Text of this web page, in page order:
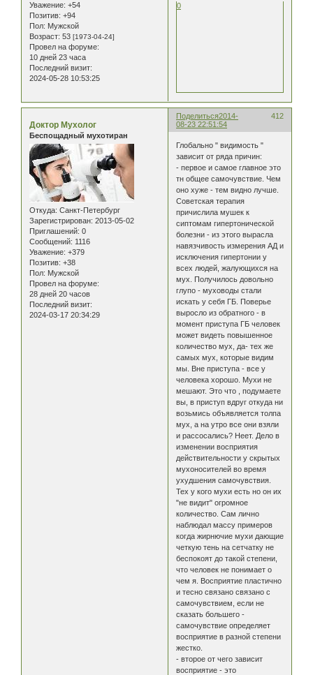
Уважение: +54
Позитив: +94
Пол: Мужской
Возраст: 53 [1973-04-24]
Провел на форуме:
10 дней 23 часа
Последний визит:
2024-05-28 10:53:25
0
Поделиться 412
2014-
08-23 22:51:54
Доктор Мухолог
Беспощадный мухотиран
Откуда: Санкт-Петербург
Зарегистрирован: 2013-05-02
Приглашений: 0
Сообщений: 1116
Уважение: +379
Позитив: +38
Пол: Мужской
Провел на форуме:
28 дней 20 часов
Последний визит:
2024-03-17 20:34:29
Глобально " видимость "
зависит от ряда причин:
- первое и самое главное это
тн общее самочувствие. Чем
оно хуже - тем видно лучше.
Советская терапия
причислила мушек к
сиптомам гипертонической
болезни - из этого вырасла
навязчивость измерения АД и
исключения гипертонии у
всех людей, жалующихся на
мух. Получилось довольно
глупо - муховоды стали
искать у себя ГБ. Поверье
выросло из обратного - в
момент приступа ГБ человек
может видеть повышенное
количество мух, да- тех же
самых мух, которые видим
мы. Вне приступа - все у
человека хорошо. Мухи не
мешают. Это что , подумаете
вы, в приступ вдруг откуда ни
возьмись объявляется толпа
мух, а на утро все они взяли
и рассосались? Неет. Дело в
изменении восприятия
действительности у скрытых
мухоносителей во время
ухудшения самочувствия.
Тех у кого мухи есть но он их
"не видит" огромное
количество. Сам лично
наблюдал массу примеров
когда жирнючие мухи дающие
четкую тень на сетчатку не
беспокоят до такой степени,
что человек не понимает о
чем я. Восприятие пластично
и тесно связано связано с
самочувствием, если не
сказать большего -
самочувствие определяет
восприятие в разной степени
жестко.
- второе от чего зависит
восприятие - это